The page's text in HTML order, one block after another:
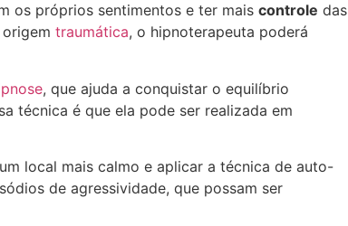
os próprios sentimentos e ter mais controle das
traumática, o hipnoterapeuta poderá
, que ajuda a conquistar o equilíbrio
técnica é que ela pode ser realizada em
local mais calmo e aplicar a técnica de auto-
de agressividade, que possam ser